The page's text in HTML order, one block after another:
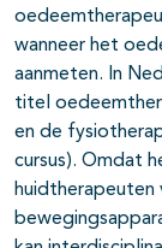
wanneer het
aanmeten. In
titel
en de
cursus). Omdat